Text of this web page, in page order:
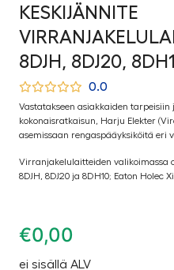
KESKIJÄNNITE
8DJH, 8DJ20,
0.0
Vastatakseen asiakkaiden
kokonaisratkaisun, Harju Elekter
asemissaan rengaspääyksiköitä eri
Virranjakelulaitteiden valikoimassa
8DJH, 8DJ20 ja 8DH10; Eaton Holec
€0,00
ei sisällä ALV